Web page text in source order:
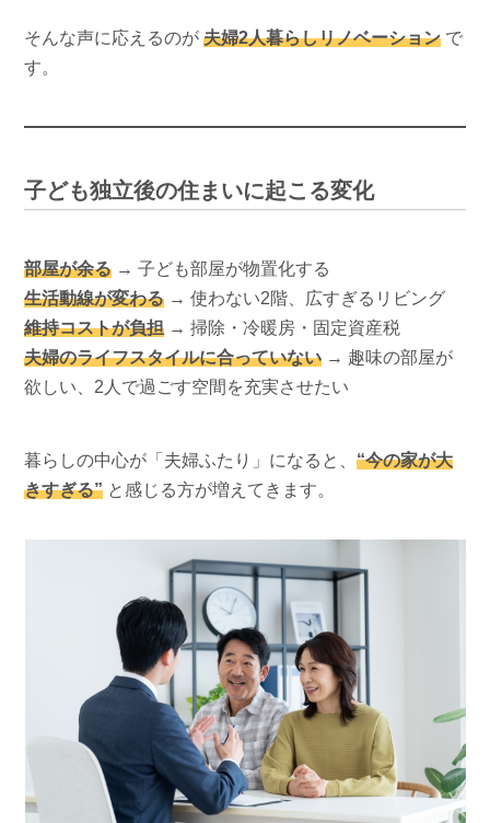
そんな声に応えるのが夫婦2人暮らしリノベーション で
す。
子ども独立後の住まいに起こる変化
部屋が余る → 子ども部屋が物置化する
生活動線が変わる → 使わない2階、広すぎるリビング
維持コストが負担 → 掃除・冷暖房・固定資産税
夫婦のライフスタイルに合っていない → 趣味の部屋が
欲しい、2人で過ごす空間を充実させたい
暮らしの中心が「夫婦ふたり」になると、“今の家が大
きすぎる” と感じる方が増えてきます。